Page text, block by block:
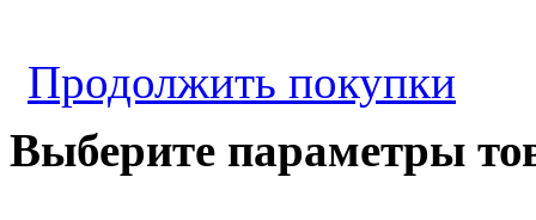
Продолжить покупки
Выберите параметры